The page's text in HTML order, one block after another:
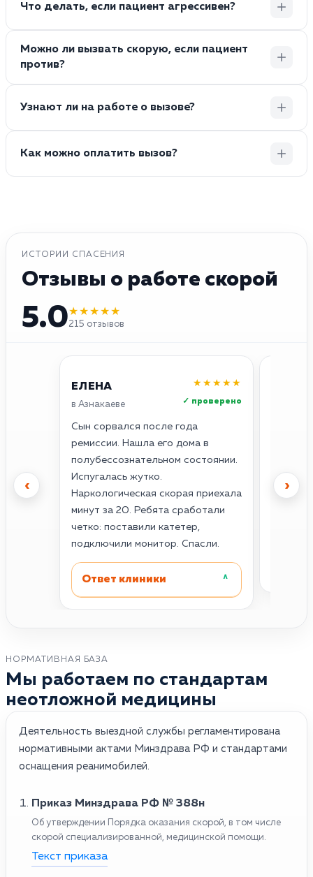
Что делать, если пациент агрессивен?
Можно ли вызвать скорую, если пациент
против?
Узнают ли на работе о вызове?
Как можно оплатить вызов?
ИСТОРИИ СПАСЕНИЯ
Отзывы о работе скорой
5.0★★★★★
215 отзывов
‹ ›
ЕЛЕНА
в Азнакаеве
★★★★★
✓ проверено
Сын сорвался после года
ремиссии. Нашла его дома в
полубессознательном состоянии.
Испугалась жутко.
Наркологическая скорая приехала
минут за 20. Ребята сработали
четко: поставили катетер,
подключили монитор. Спасли.
Ответ клиники ˄
НОРМАТИВНАЯ БАЗА
Мы работаем по стандартам
неотложной медицины
Деятельность выездной службы регламентирована
нормативными актами Минздрава РФ и стандартами
оснащения реанимобилей.
Приказ Минздрава РФ № 388н
Об утверждении Порядка оказания скорой, в том числе
скорой специализированной, медицинской помощи.
Текст приказа